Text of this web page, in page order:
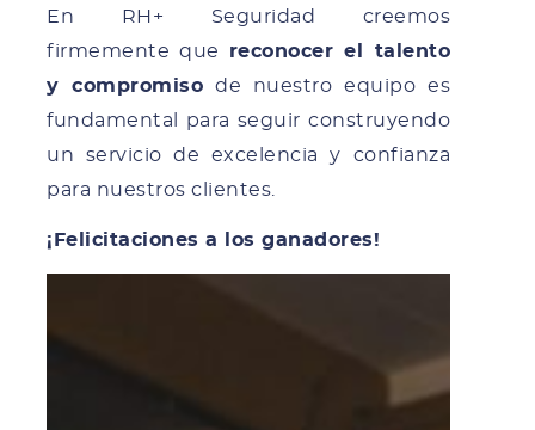
En RH+ Seguridad creemos
firmemente que reconocer el talento
y compromiso de nuestro equipo es
fundamental para seguir construyendo
un servicio de excelencia y confianza
para nuestros clientes.
¡Felicitaciones a los ganadores!